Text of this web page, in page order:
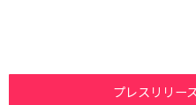
プレスリリー